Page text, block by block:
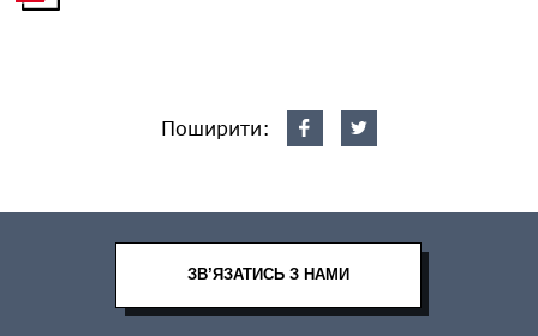
Поширити:
ЗВ’ЯЗАТИСЬ З НАМИ